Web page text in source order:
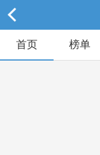
首页 榜单